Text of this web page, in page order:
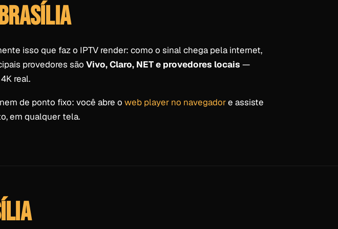
isso que faz o IPTV render: como o sinal chega pela internet,
provedores são Vivo, Claro, NET e provedores locais —
real.
de ponto fixo: você abre o web player no navegadore assiste
em qualquer tela.